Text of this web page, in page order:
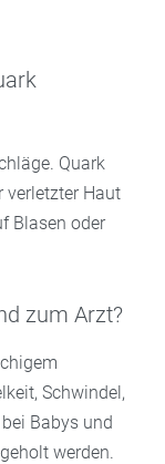
Quark
verletzter Haut
Blasen oder
zum Arzt?
Schwindel,
Babys und
werden.